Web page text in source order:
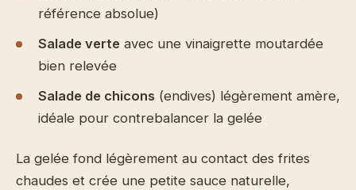
référence absolue)
Salade verte avec une vinaigrette moutardée
bien relevée
Salade de chicons (endives) légèrement amère,
idéale pour contrebalancer la gelée
La gelée fond légèrement au contact des frites
chaudes et crée une petite sauce naturelle,